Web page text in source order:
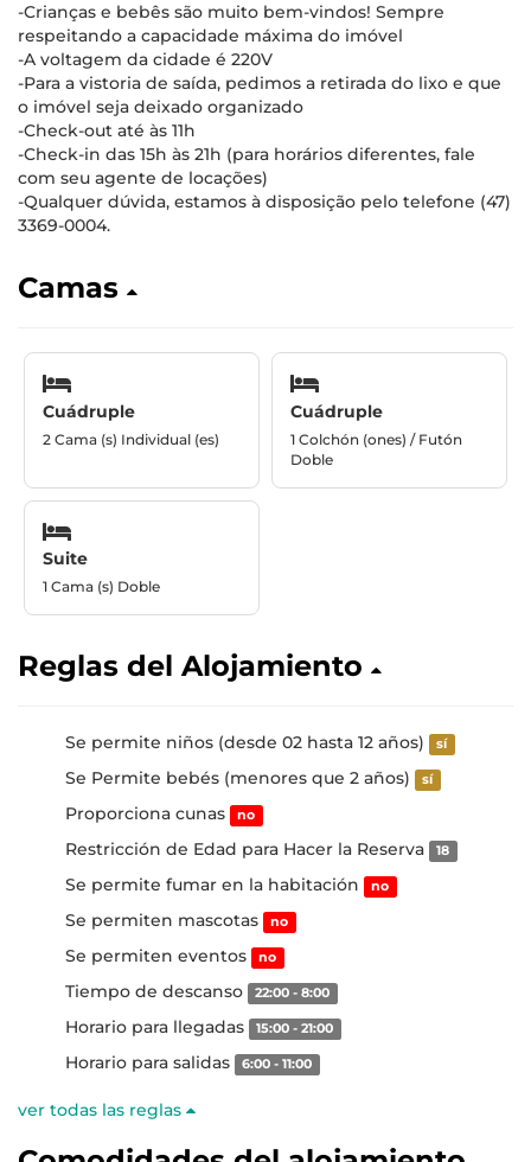
-Crianças e bebês são muito bem-vindos! Sempre
respeitando a capacidade máxima do imóvel
-A voltagem da cidade é 220V
-Para a vistoria de saída, pedimos a retirada do lixo e que
o imóvel seja deixado organizado
-Check-out até às 11h
-Check-in das 15h às 21h (para horários diferentes, fale
com seu agente de locações)
-Qualquer dúvida, estamos à disposição pelo telefone (47)
3369-0004.
Camas
Cuádruple
2 Cama (s) Individual (es)
Cuádruple
1 Colchón (ones) / Futón
Doble
Suite
1 Cama (s) Doble
Reglas del Alojamiento
Se permite niños (desde 02 hasta 12 años) sí
Se Permite bebés (menores que 2 años) sí
Proporciona cunas no
Restricción de Edad para Hacer la Reserva 18
Se permite fumar en la habitación no
Se permiten mascotas no
Se permiten eventos no
Tiempo de descanso 22:00 - 8:00
Horario para llegadas 15:00 - 21:00
Horario para salidas 6:00 - 11:00
ver todas las reglas